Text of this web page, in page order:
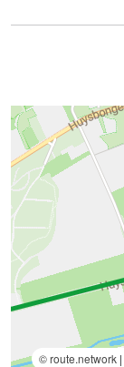
© route.network |